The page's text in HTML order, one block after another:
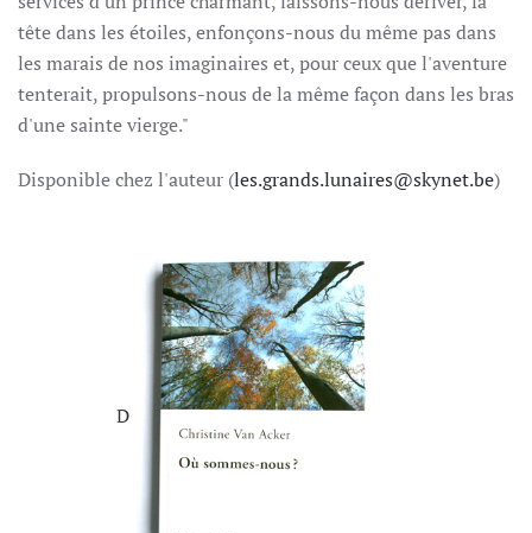
tête dans les étoiles, enfonçons-nous du même pas dans
les marais de nos imaginaires et, pour ceux que l'aventure
tenterait, propulsons-nous de la même façon dans les bras
d'une sainte vierge."
Disponible chez l'auteur (les.grands.lunaires@skynet.be)
D